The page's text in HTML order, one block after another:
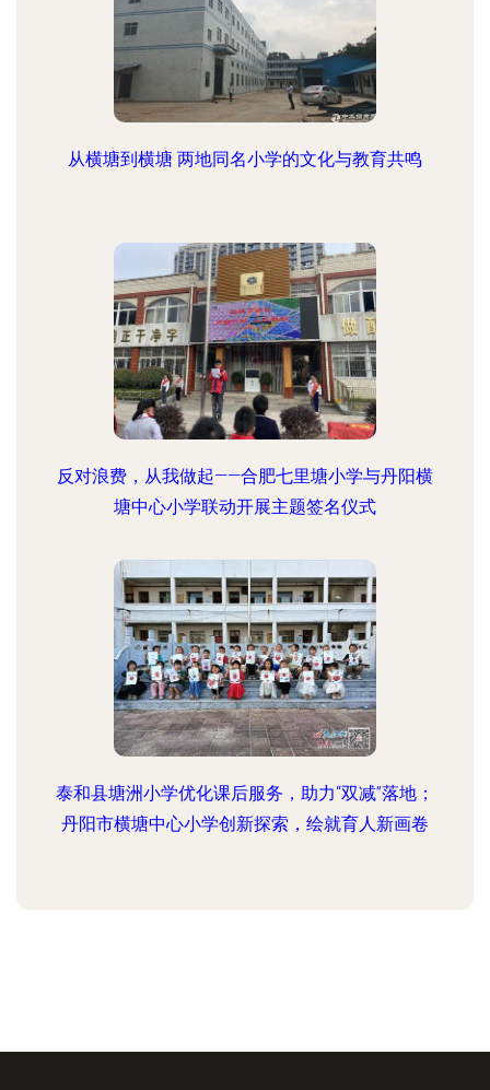
从横塘到横塘 两地同名小学的文化与教育共鸣
反对浪费，从我做起——合肥七里塘小学与丹阳横
塘中心小学联动开展主题签名仪式
泰和县塘洲小学优化课后服务，助力“双减”落地；
丹阳市横塘中心小学创新探索，绘就育人新画卷